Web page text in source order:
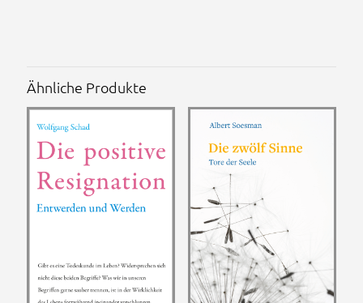
Ähnliche Produkte